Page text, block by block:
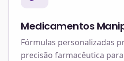
Medicamentos
Fórmulas personalizadas
precisão farmacêutica